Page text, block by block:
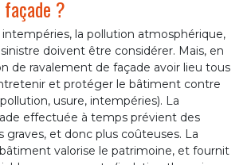
?
la pollution atmosphérique,
doivent être considérer. Mais, en
de ravalement de façade avoir lieu tous
et protéger le bâtiment contre
usure, intempéries). La
effectuée à temps prévient des
graves, et donc plus coûteuses. La
valorise le patrimoine, et fournit